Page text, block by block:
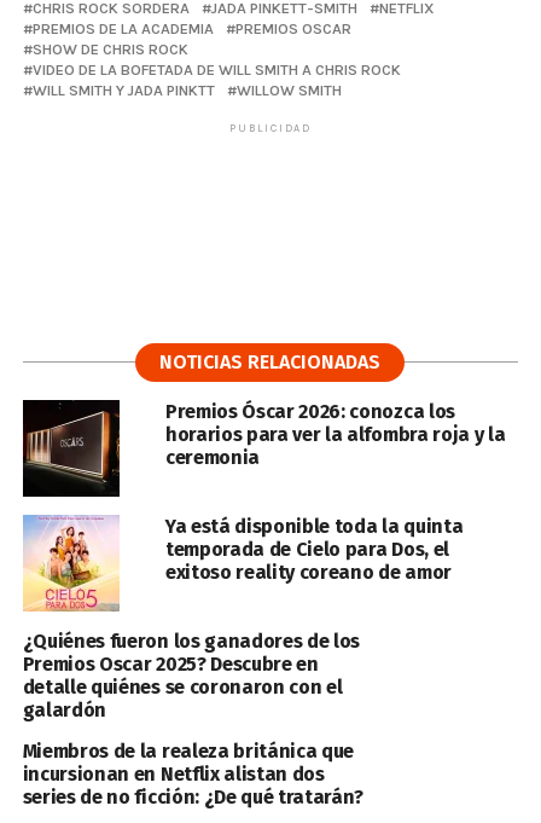
CHRIS ROCK SORDERA JADA PINKETT-SMITH
NETFLIX
PREMIOS DE LA ACADEMIA
PREMIOS OSCAR
SHOW DE CHRIS ROCK
VIDEO DE LA BOFETADA DE WILL SMITH A CHRIS ROCK
WILL SMITH Y JADA PINKTT
WILLOW SMITH
PUBLICIDAD
NOTICIAS RELACIONADAS
Premios Óscar 2026: conozca los
horarios para ver la alfombra roja y la
ceremonia
Ya está disponible toda la quinta
temporada de Cielo para Dos, el
exitoso reality coreano de amor
¿Quiénes fueron los ganadores de los
Premios Oscar 2025? Descubre en
detalle quiénes se coronaron con el
galardón
Miembros de la realeza británica que
incursionan en Netflix alistan dos
series de no ficción: ¿De qué tratarán?